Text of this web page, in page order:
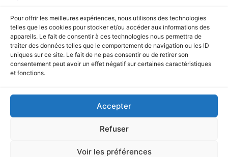
Pour offrir les meilleures expériences, nous utilisons des technologies
telles que les cookies pour stocker et/ou accéder aux informations des
appareils. Le fait de consentir à ces technologies nous permettra de
traiter des données telles que le comportement de navigation ou les ID
uniques sur ce site. Le fait de ne pas consentir ou de retirer son
consentement peut avoir un effet négatif sur certaines caractéristiques
et fonctions.
Accepter
Refuser
Voir les préférences
Création de l'enseigne
Vidéo de Présentation
Aucune vidéo disponible.